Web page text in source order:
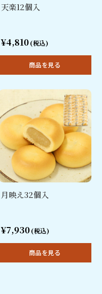
天楽12個入
¥4,810 (税込)
商品を見る
月映え32個入
¥7,930 (税込)
商品を見る